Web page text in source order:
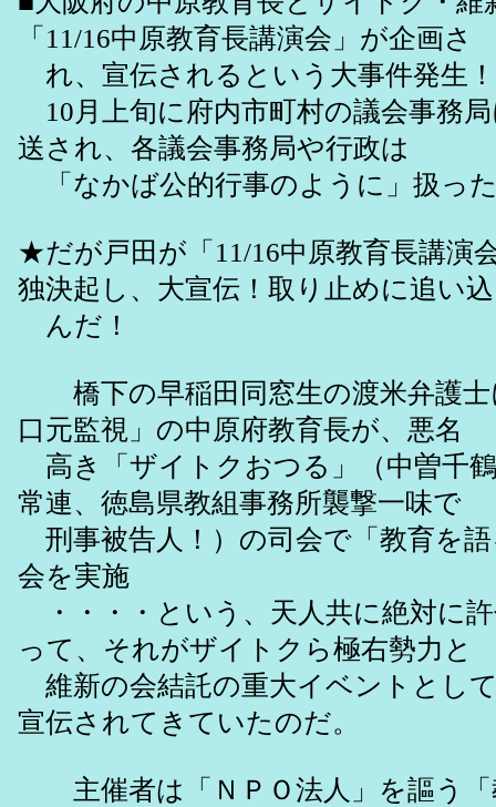
「11/16中原教育長講演会」が企画さ
れ、宣伝されるという大事件発生！
10月上旬に府内市町村の議会事務
送され、各議会事務局や行政は
「なかば公的行事のように」扱っ
★だが戸田が「11/16中原教育長講演
独決起し、大宣伝！取り止めに追い込
んだ！
橋下の早稲田同窓生の渡米弁護士
口元監視」の中原府教育長が、悪名
高き「ザイトクおつる」（中曽千
常連、徳島県教組事務所襲撃一味で
刑事被告人！）の司会で「教育を語
会を実施
・・・・という、天人共に絶対に
って、それがザイトクら極右勢力と
維新の会結託の重大イベントとし
宣伝されてきていたのだ。
主催者は「ＮＰＯ法人」を謳う「